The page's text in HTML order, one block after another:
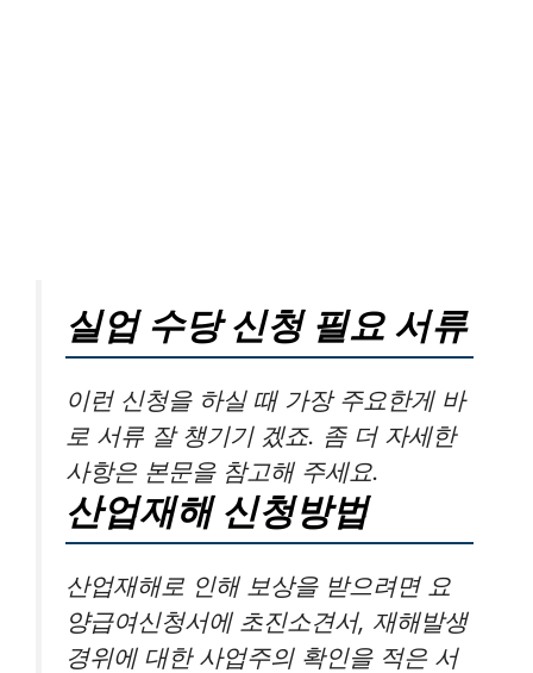
실업 수당 신청 필요 서류
이런 신청을 하실 때 가장 주요한게 바
로 서류 잘 챙기기 겠죠. 좀 더 자세한
사항은 본문을 참고해 주세요.
산업재해 신청방법
산업재해로 인해 보상을 받으려면 요
양급여신청서에 초진소견서, 재해발생
경위에 대한 사업주의 확인을 적은 서